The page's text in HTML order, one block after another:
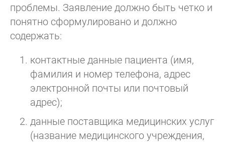
проблемы. Заявление должно быть четко и
понятно сформулировано и должно
содержать:
контактные данные пациента (имя,
фамилия и номер телефона, адрес
электронной почты или почтовый
адрес);
данные поставщика медицинских услуг
(название медицинского учреждения,